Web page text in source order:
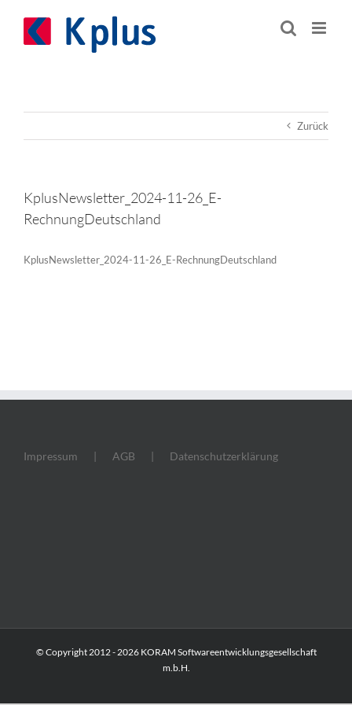
springen
Zurück
KplusNewsletter_2024-11-26_E-
RechnungDeutschland
KplusNewsletter_2024-11-26_E-RechnungDeutschland
Impressum AGB Datenschutzerklärung
© Copyright 2012 -2026 KORAM Softwareentwicklungsgesellschaft
m.b.H.